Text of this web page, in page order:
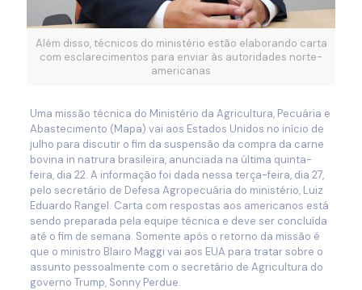
Além disso, técnicos do ministério estão elaborando carta
com esclarecimentos para enviar às autoridades norte-
americanas
Uma missão técnica do Ministério da Agricultura, Pecuária e
Abastecimento (Mapa) vai aos Estados Unidos no início de
julho para discutir o fim da suspensão da compra da carne
bovina in natrura brasileira, anunciada na última quinta-
feira, dia 22. A informação foi dada nessa terça-feira, dia 27,
pelo secretário de Defesa Agropecuária do ministério, Luiz
Eduardo Rangel. Carta com respostas aos americanos está
sendo preparada pela equipe técnica e deve ser concluída
até o fim de semana. Somente após o retorno da missão é
que o ministro Blairo Maggi vai aos EUA para tratar sobre o
assunto pessoalmente com o secretário de Agricultura do
governo Trump, Sonny Perdue.